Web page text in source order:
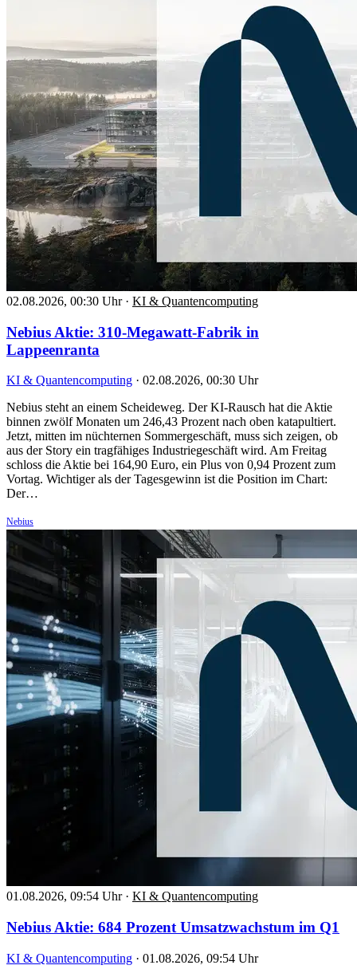
02.08.2026, 00:30 Uhr · KI & Quantencomputing
Nebius Aktie: 310-Megawatt-Fabrik in
Lappeenranta
KI & Quantencomputing · 02.08.2026, 00:30 Uhr
Nebius steht an einem Scheideweg. Der KI-Rausch hat die Aktie
binnen zwölf Monaten um 246,43 Prozent nach oben katapultiert.
Jetzt, mitten im nüchternen Sommergeschäft, muss sich zeigen, ob
aus der Story ein tragfähiges Industriegeschäft wird. Am Freitag
schloss die Aktie bei 164,90 Euro, ein Plus von 0,94 Prozent zum
Vortag. Wichtiger als der Tagesgewinn ist die Position im Chart:
Der…
Nebius
01.08.2026, 09:54 Uhr · KI & Quantencomputing
Nebius Aktie: 684 Prozent Umsatzwachstum im Q1
KI & Quantencomputing · 01.08.2026, 09:54 Uhr